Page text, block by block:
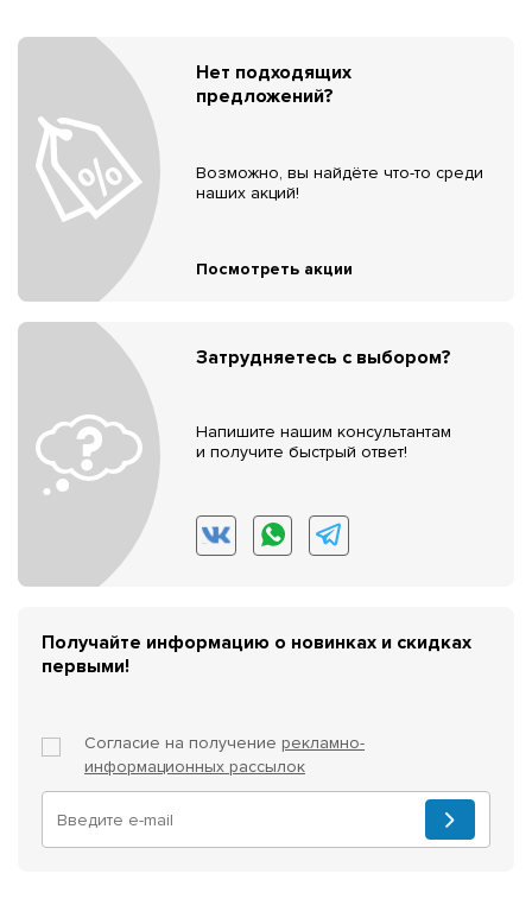
Нет подходящих
предложений?
Возможно, вы найдёте что-то среди
наших акций!
Посмотреть акции
Затрудняетесь с выбором?
Напишите нашим консультантам
и получите быстрый ответ!
Получайте информацию о новинках и скидках
первыми!
Согласие на получение рекламно-
информационных рассылок